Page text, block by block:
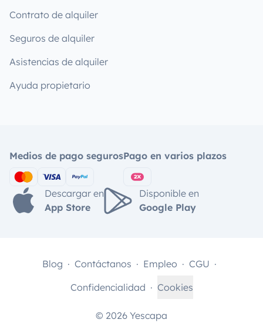
Contrato de alquiler
Seguros de alquiler
Asistencias de alquiler
Ayuda propietario
Medios de pago segurosPago en varios plazos
Descargar en
App Store
Disponible en
Google Play
© 2026 Yescapa
Blog Contáctanos Empleo
CGU
Confidencialidad
Cookies